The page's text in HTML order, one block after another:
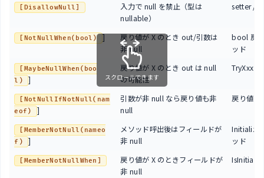
[DisallowNull]
入力で null を禁止（型は
nullable）
setter /
[NotNullWhen(bool) ]
戻り値が X のとき out/引数は
非 null
bool 戻
ッド
[MaybeNullWhen(boo
l)
]
戻り値が X のとき out は null
の可能性
TryXxx
[NotNullIfNotNull(nam
eof)
]
引数が非 null なら戻り値も非
null
戻り値
[MemberNotNull(nameo
f)
]
メソッド呼出後はフィールドが
非 null
Initialize
ッド
[MemberNotNullWhen]
戻り値が X のときフィールドが
非 null
スクロールできます